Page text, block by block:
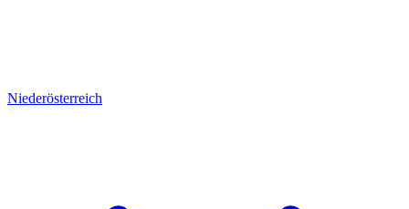
Niederösterreich